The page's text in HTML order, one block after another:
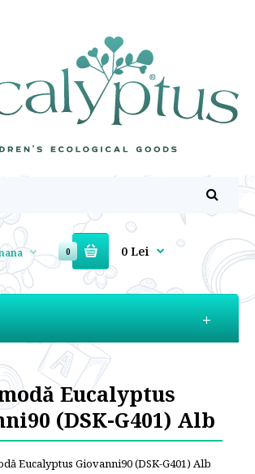
0 0 Lei
Eucalyptus
(DSK-G401) Alb
Eucalyptus Giovanni90 (DSK-G401) Alb